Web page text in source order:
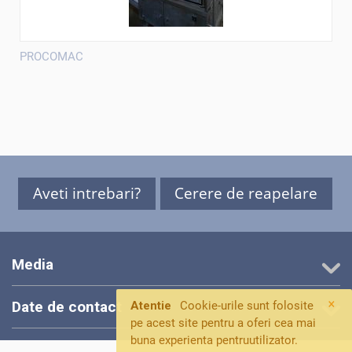
×
Atentie
Cookie-urile sunt folosite
pe acest site pentru a oferi cea mai
buna experienta pentruutilizator.
PROCOMAC
Aveti intrebari? Cerere de reapelare
Media
Date de contact